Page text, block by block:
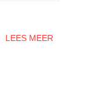
LEES MEER